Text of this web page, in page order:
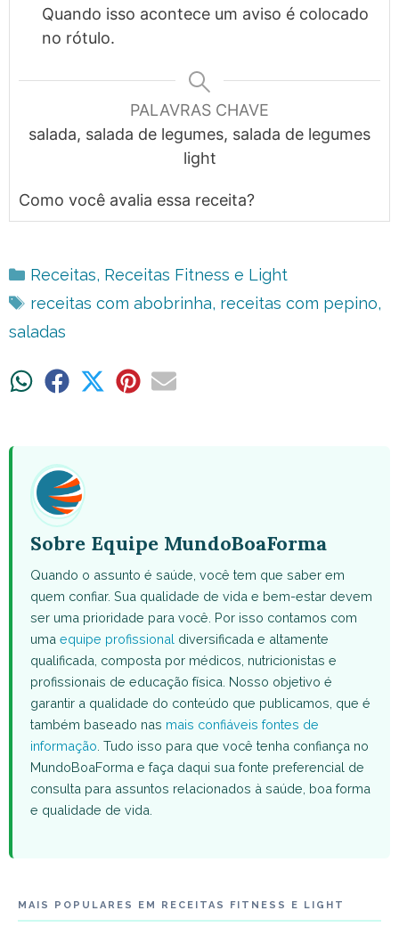
Quando isso acontece um aviso é colocado
no rótulo.
PALAVRAS CHAVE
salada, salada de legumes, salada de legumes
light
Como você avalia essa receita?
Categorias
Receitas, Receitas Fitness e Light
Tags
receitas com abobrinha, receitas com pepino,
saladas
ShareShare ShareShareShare
Sobre Equipe MundoBoaForma
Quando o assunto é saúde, você tem que saber em
quem confiar. Sua qualidade de vida e bem-estar devem
ser uma prioridade para você. Por isso contamos com
uma equipe profissional diversificada e altamente
qualificada, composta por médicos, nutricionistas e
profissionais de educação física. Nosso objetivo é
garantir a qualidade do conteúdo que publicamos, que é
também baseado nas mais confiáveis fontes de
informação . Tudo isso para que você tenha confiança no
MundoBoaForma e faça daqui sua fonte preferencial de
consulta para assuntos relacionados à saúde, boa forma
e qualidade de vida.
MAIS POPULARES EM RECEITAS FITNESS E LIGHT